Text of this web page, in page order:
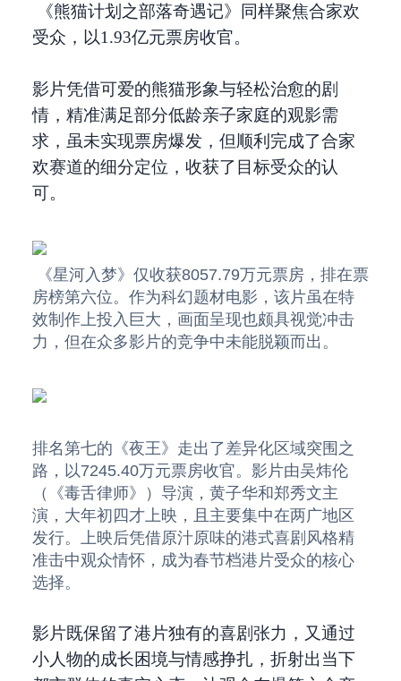
《熊猫计划之部落奇遇记》同样聚焦合家欢
受众，以1.93亿元票房收官。
影片凭借可爱的熊猫形象与轻松治愈的剧
情，精准满足部分低龄亲子家庭的观影需
求，虽未实现票房爆发，但顺利完成了合家
欢赛道的细分定位，收获了目标受众的认
可。
《星河入梦》仅收获8057.79万元票房，排在票
房榜第六位。作为科幻题材电影，该片虽在特
效制作上投入巨大，画面呈现也颇具视觉冲击
力，但在众多影片的竞争中未能脱颖而出。
排名第七的《夜王》走出了差异化区域突围之
路，以7245.40万元票房收官。影片由吴炜伦
（《毒舌律师》）导演，黄子华和郑秀文主
演，大年初四才上映，且主要集中在两广地区
发行。上映后凭借原汁原味的港式喜剧风格精
准击中观众情怀，成为春节档港片受众的核心
选择。
影片既保留了港片独有的喜剧张力，又通过
小人物的成长困境与情感挣扎，折射出当下